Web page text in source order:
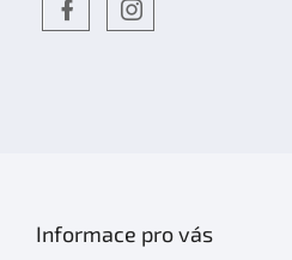
Informace pro vás